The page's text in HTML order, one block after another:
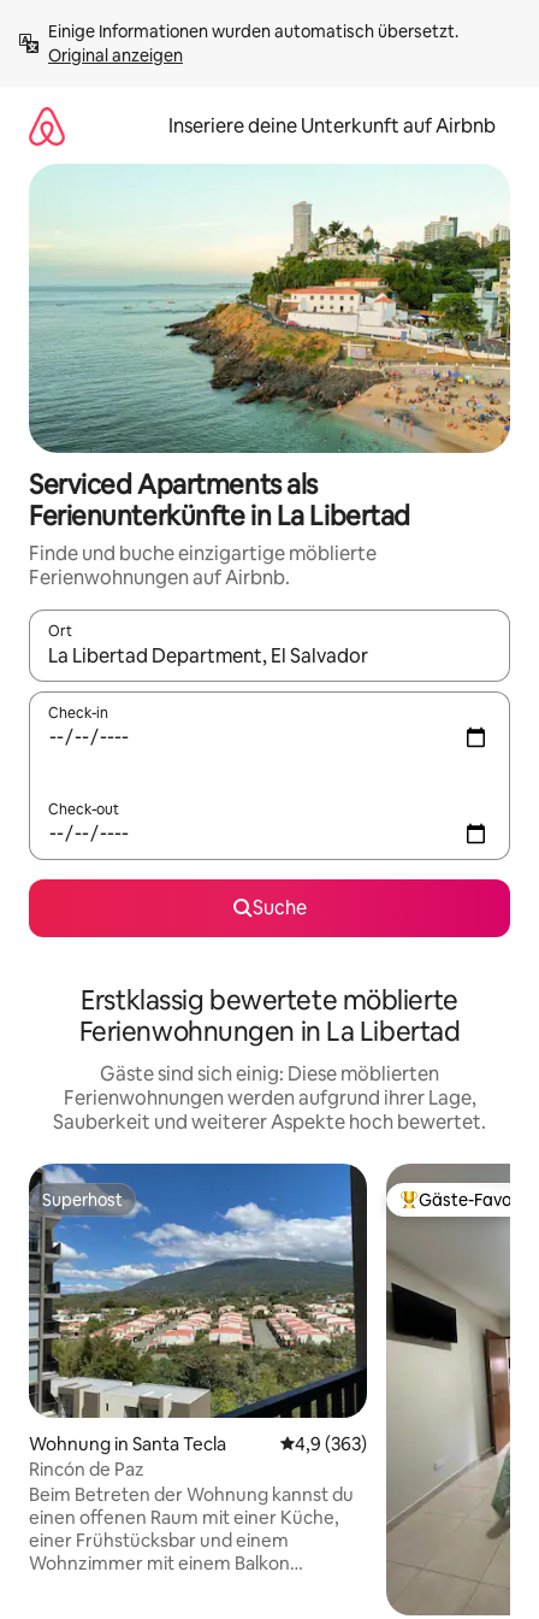
Inhalten
springenOriginal anzeigen
Inseriere deine Unterkunft auf Airbnb
Serviced Apartments als
Ferienunterkünfte in La Libertad
Finde und buche einzigartige möblierte
Ferienwohnungen auf Airbnb.
Ort
Wenn Ergebnisse verfügbar sind, navigiere mit den
Check-in
Check-out
Suche
Erstklassig bewertete möblierte
Ferienwohnungen in La Libertad
Gäste sind sich einig: Diese möblierten
Ferienwohnungen werden aufgrund ihrer Lage,
Sauberkeit und weiterer Aspekte hoch bewertet.
Superhost
Superhost
Wohnung in Santa Tecla Durchschnittliche Bewertung:
4,9 (363)
Rincón de Paz
Beim Betreten der Wohnung kannst du
einen offenen Raum mit einer Küche,
einer Frühstücksbar und einem
Wohnzimmer mit einem Balkon
Beliebter Gäste-
Gäste-Favorit